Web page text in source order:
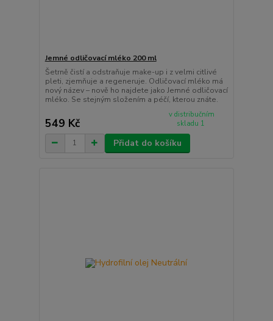
Jemné odličovací mléko 200 ml
Šetrně čistí a odstraňuje make-up i z velmi citlivé
pleti, zjemňuje a regeneruje. Odličovací mléko má
nový název – nově ho najdete jako Jemné odličovací
mléko. Se stejným složením a péčí, kterou znáte.
549 Kč
v distribučním
skladu 1
Přidat do košíku